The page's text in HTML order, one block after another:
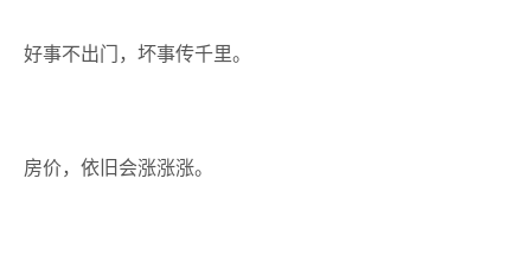
好事不出门，坏事传千里。
房价，依旧会涨涨涨。